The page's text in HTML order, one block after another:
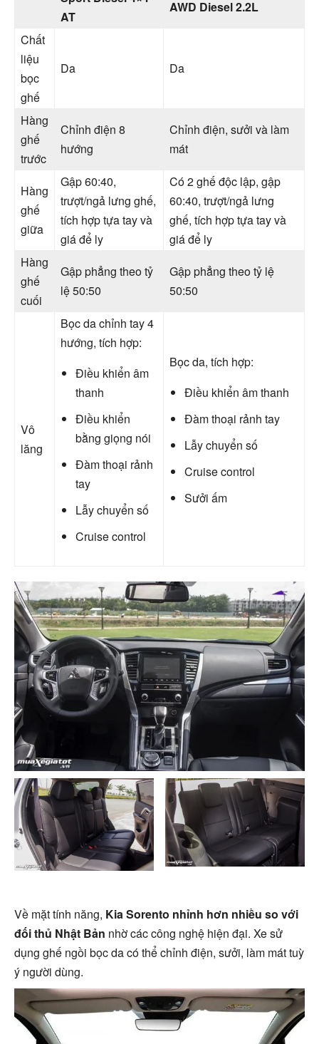
AT
AWD Diesel 2.2L
Chất
liệu
bọc
ghế
Da Da
Hàng
ghế
trước
Chỉnh điện 8
hướng
Chỉnh điện, sưởi và làm
mát
Hàng
ghế
giữa
Gập 60:40,
trượt/ngả lưng ghế,
tích hợp tựa tay và
giá để ly
Có 2 ghế độc lập, gập
60:40, trượt/ngả lưng
ghế, tích hợp tựa tay và
giá để ly
Hàng
ghế
cuối
Gập phẳng theo tỷ
lệ 50:50
Gập phẳng theo tỷ lệ
50:50
Vô
lăng
Bọc da chỉnh tay 4
hướng, tích hợp:
Điều khiển âm
thanh
Điều khiển
bằng giọng nói
Đàm thoại rảnh
tay
Lẫy chuyển số
Cruise control
Bọc da, tích hợp:
Điều khiển âm thanh
Đàm thoại rảnh tay
Lẫy chuyển số
Cruise control
Sưởi ấm
Về mặt tính năng, Kia Sorento nhỉnh hơn nhiều so với
đối thủ Nhật Bản nhờ các công nghệ hiện đại. Xe sử
dụng ghế ngồi bọc da có thể chỉnh điện, sưởi, làm mát tuỳ
ý người dùng.